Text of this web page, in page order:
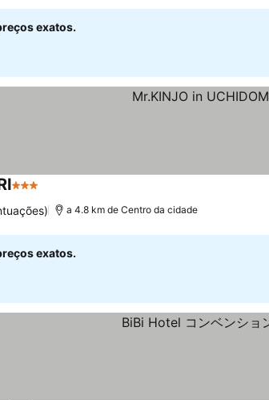
exatos.
3 Estrelas
a 4.8 km de Centro da cidade
exatos.